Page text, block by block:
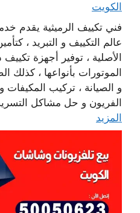
الكويت
فني تكييف الرميثية يقدم
عالم التكييف و التبريد ،
الأصلية ، توفير أجهزة
الموتورات بأنواعها ،
و الصيانة ، تركيب المكيفات و
الفريون و حل مشاكل
المزيد